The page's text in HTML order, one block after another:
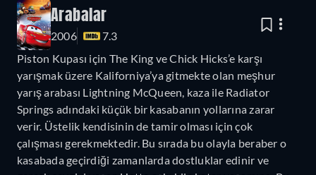
Arabalar
2006
7.3
Piston Kupası için The King ve Chick Hicks’e karşı
yarışmak üzere Kaliforniya’ya gitmekte olan meşhur
yarış arabası Lightning McQueen, kaza ile Radiator
Springs adındaki küçük bir kasabanın yollarına zarar
verir. Üstelik kendisinin de tamir olması için çok
çalışması gerekmektedir. Bu sırada bu olayla beraber o
kasabada geçirdiği zamanlarda dostluklar edinir ve